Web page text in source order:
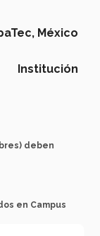
México
Institución
deben
en Campus